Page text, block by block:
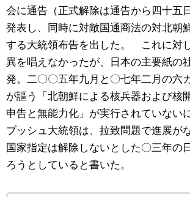
会に通告（正式解除は通告から四十五
発表し、同時に対敵国通商法の対北朝
する大統領布告を出した。 これに対
異を唱えなかったが、日本の主要紙の
発。二〇〇五年九月と〇七年二月の六
が謳う「北朝鮮による核兵器および核
申告と無能力化」が実行されていない
ブッシュ大統領は、拉致問題で進展が
国家指定は解除しないとした〇三年の
ろうとしていると書いた。